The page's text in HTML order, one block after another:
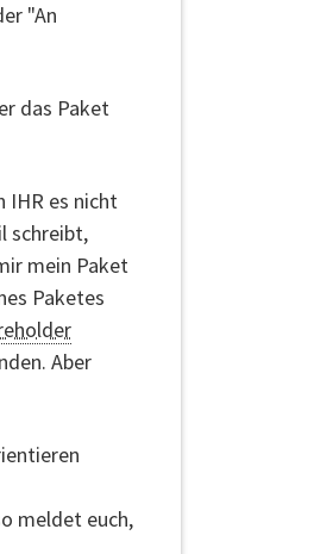
"An
das Paket
IHR es nicht
schreibt,
mein Paket
Paketes
Aber
meldet euch,